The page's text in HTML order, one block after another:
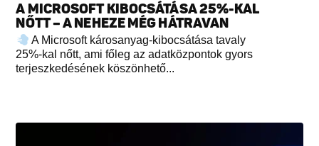
A MICROSOFT KIBOCSÁTÁSA 25%-KAL
NŐTT – A NEHEZE MÉG HÁTRAVAN
A Microsoft károsanyag-kibocsátása tavaly
25%-kal nőtt, ami főleg az adatközpontok gyors
terjeszkedésének köszönhető...